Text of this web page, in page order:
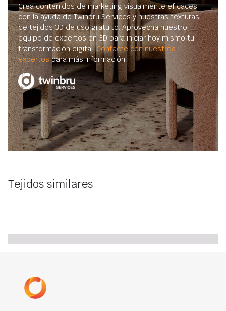
Crea contenidos de marketing visualmente eficaces
con la ayuda de Twinbru Services y nuestras texturas
de tejidos 3D de uso gratuito. Aprovecha nuestro
equipo de expertos en 3D para iniciar hoy mismo tu
transformación digital.Contacte con nuestros
expertos para más información.
Tejidos similares